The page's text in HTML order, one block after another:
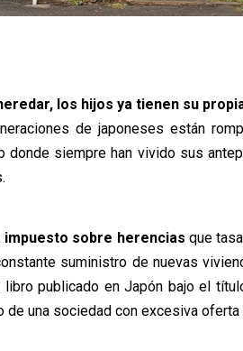
los hijos ya tienen su
de japoneses están
donde siempre han vivido sus
impuesto sobre herencias que
suministro de nuevas
libro publicado en Japón bajo el
de una sociedad con excesiva oferta